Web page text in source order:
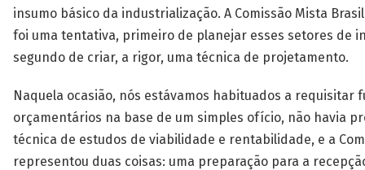
insumo básico da industrialização. A Comissão Mista
foi uma tentativa, primeiro de planejar esses setores de
segundo de criar, a rigor, uma técnica de projetamento.
Naquela ocasião, nós estávamos habituados a requisitar
orçamentários na base de um simples ofício, não havia
técnica de estudos de viabilidade e rentabilidade, e a
representou duas coisas: uma preparação para a